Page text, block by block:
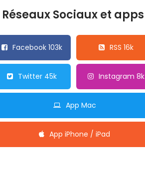
Réseaux Sociaux et apps
Facebook 103k RSS 16k
Twitter 45k Instagram 8k
App Mac
App iPhone / iPad